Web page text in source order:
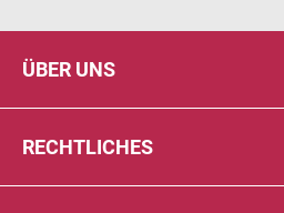
ÜBER UNS
RECHTLICHES